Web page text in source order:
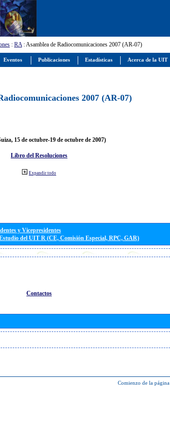
: RA: Asamblea de Radiocomunicaciones 2007 (AR-07)
2007 (AR-07)
15 de octubre-19 de octubre de 2007)
Libro del Resoluciones
Expandir todo
y Vicepresidentes
del UIT R (CE, Comisión Especial, RPC, GAR)
Contactos
Comienzo de la página
Eventos Publicaciones Estadísticas Acerca de la UIT